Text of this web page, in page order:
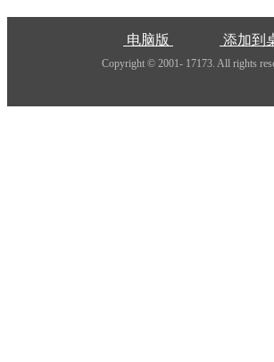
电脑版 添加到
Copyright © 2001- 17173. All rights